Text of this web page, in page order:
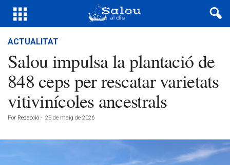
ACTUALITAT
Salou impulsa la plantació de
848 ceps per rescatar varietats
vitivinícoles ancestrals
Por Redacció - 25 de maig de 2026